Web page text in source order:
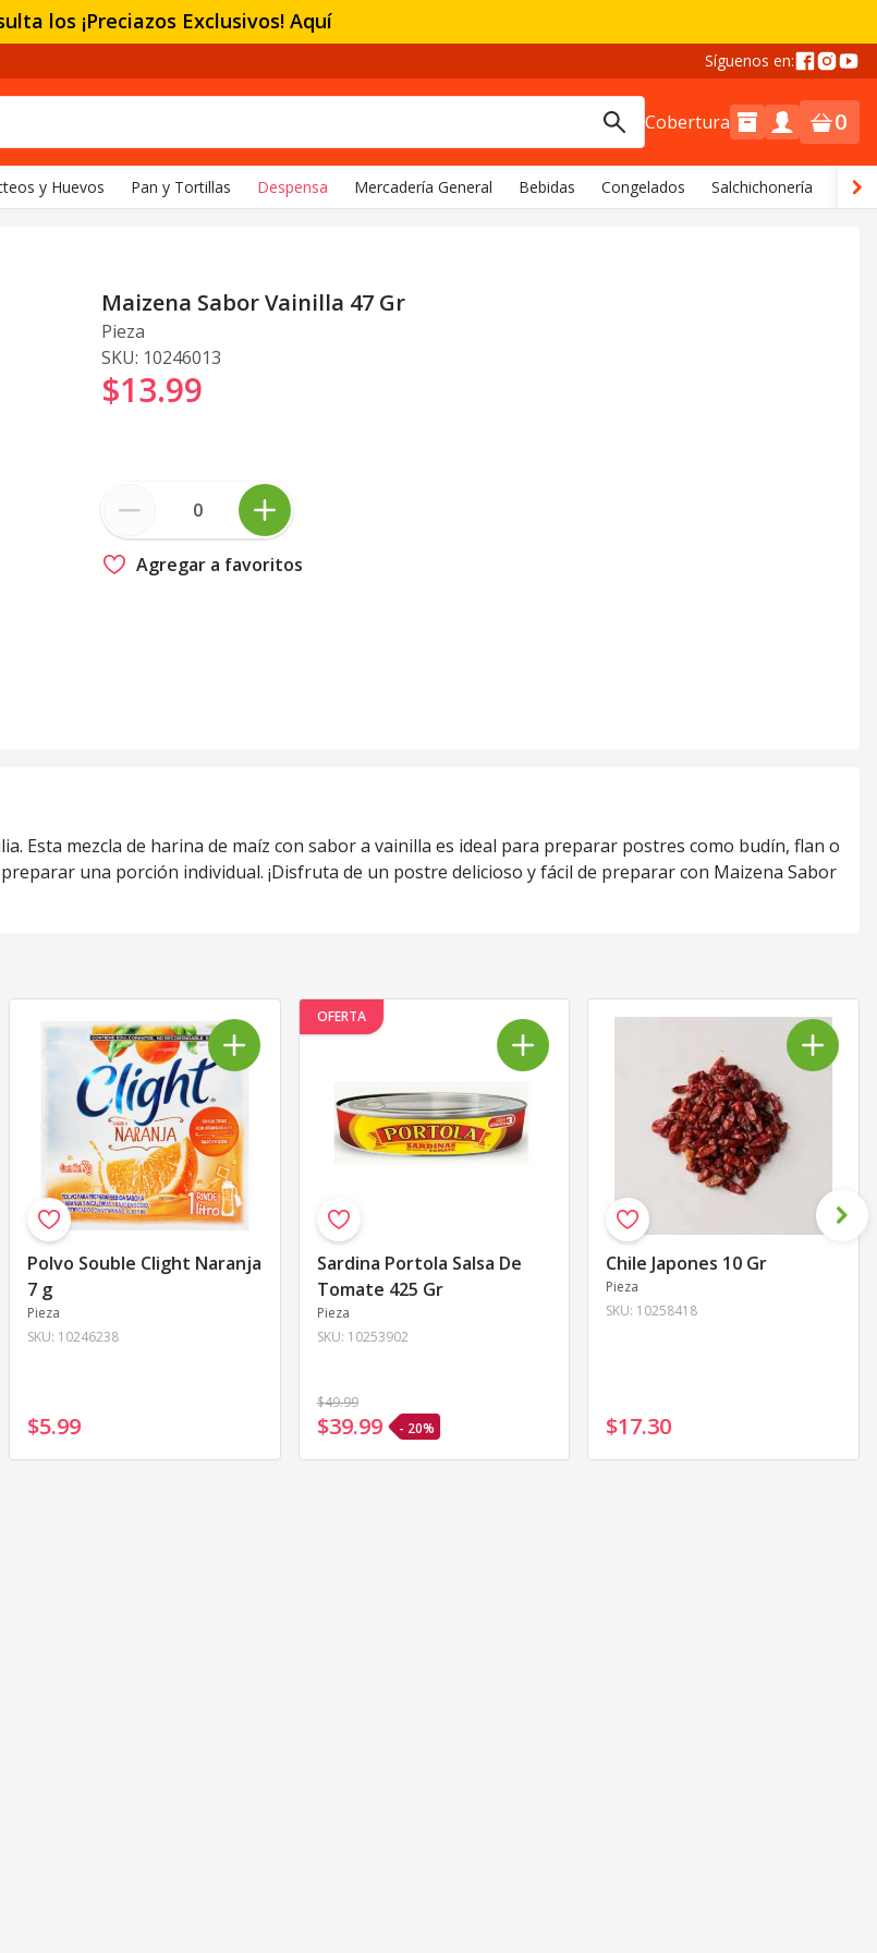
los ¡Preciazos Exclusivos! Aquí
Síguenos en:
Cobertura 0
y Huevos Pan y Tortillas Despensa Mercadería General Bebidas Congelados Salchichonería
Maizena Sabor Vainilla 47 Gr
Pieza
SKU: 10246013
$13.99
Agregar a favoritos
Esta mezcla de harina de maíz con sabor a vainilla es ideal para preparar postres como budín, flan o
una porción individual. ¡Disfruta de un postre delicioso y fácil de preparar con Maizena Sabor
Polvo Souble Clight Naranja
7 g
Pieza
SKU: 10246238
$5.99
OFERTA
Sardina Portola Salsa De
Tomate 425 Gr
Pieza
SKU: 10253902
$49.99
$39.99 - 20%
Chile Japones 10 Gr
Pieza
SKU: 10258418
$17.30